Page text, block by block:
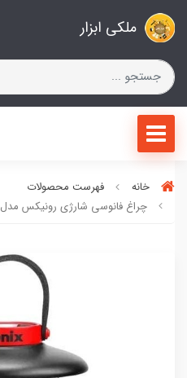
ملکی ابزار
خانه
فهرست محصولات
چراغ فانوسی شارژی رونیکس مدل RH-4227 با نور ۱۵۰ لومن (پس کرایه)